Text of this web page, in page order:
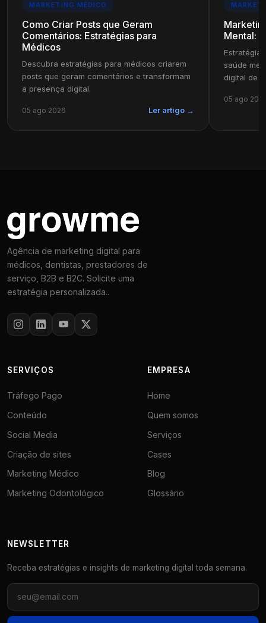
MARKETING MÉDICO
Como Criar Posts que Geram
Comentários: Estratégias para
Médicos
Descubra estratégias para médicos criarem
posts que geram comentários e transformam
a presença digital.
05 ago 2026 Ler artigo →
Mental:
saúde
digital de
05 ago
Agência de marketing digital para
médicos, dentistas, prestadores de
serviço, B2B e B2C. Solicite uma
estratégia personalizada..
SERVIÇOS
Tráfego Pago
Conteúdo
Social Media
Criação de sites
Marketing Médico
Marketing Odontológico
EMPRESA
Home
Quem somos
Serviços
Cases
Blog
Glossário
NEWSLETTER
Receba estratégias e insights de marketing digital toda semana.